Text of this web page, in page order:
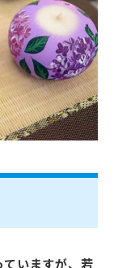
ていますが、若